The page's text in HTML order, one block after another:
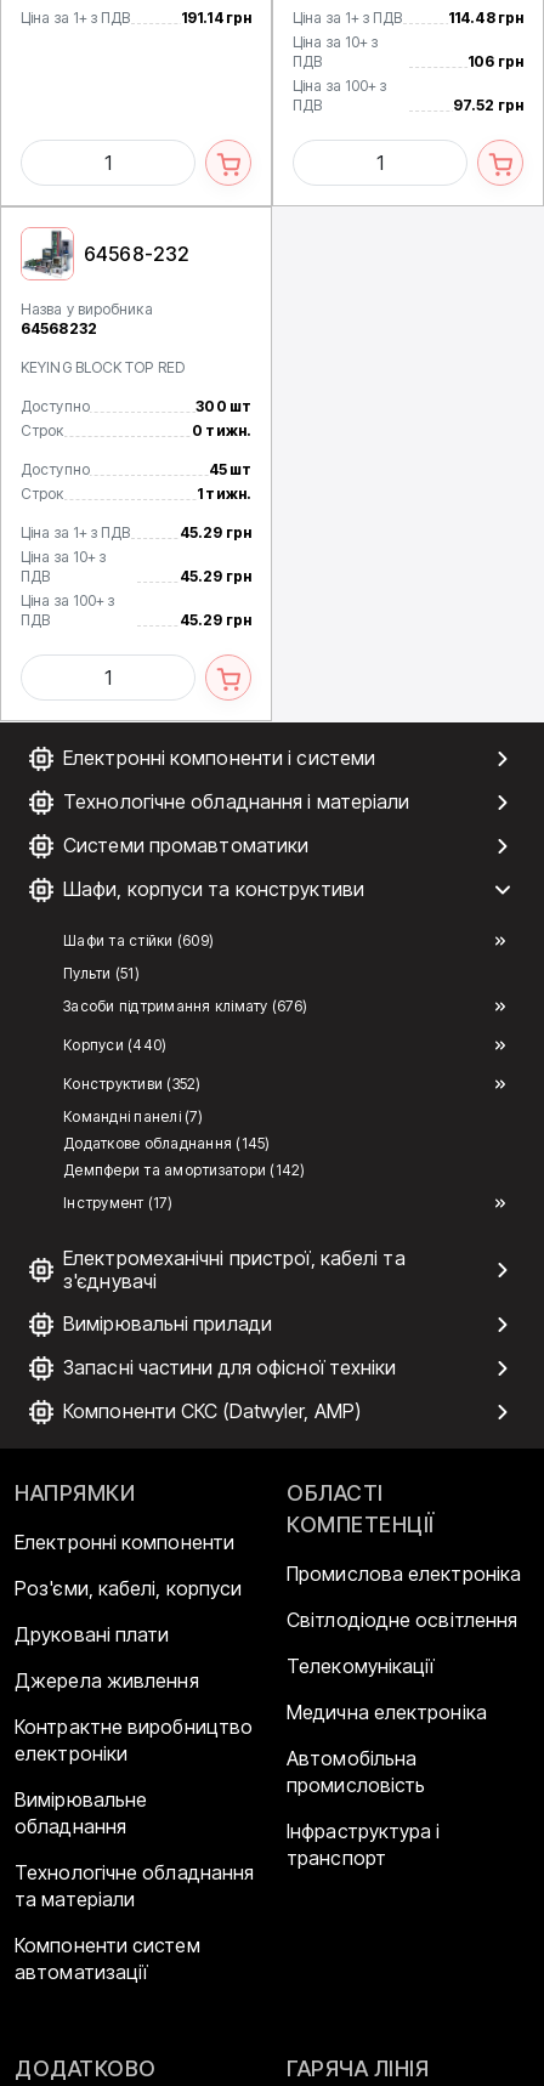
Електронні компоненти і системи
Технологічне обладнання і матеріали
Системи промавтоматики
Шафи, корпуси та конструктиви
Шафи та стійки (609)
Пульти (51)
Засоби підтримання клімату (676)
Корпуси (440)
Конструктиви (352)
Командні панелі (7)
Додаткове обладнання (145)
Демпфери та амортизатори (142)
Інструмент (17)
Електромеханічні пристрої, кабелі та
з'єднувачі
Вимірювальні прилади
Запасні частини для офісної техніки
Компоненти СКС (Datwyler, AMP)
Ціна за 1+ з ПДВ 191.14 грн Ціна за 1+ з ПДВ
114.48 грн
Ціна за 10+ з
ПДВ
106 грн
Ціна за 100+ з
ПДВ
97.52 грн
64568-232
Назва у виробника
64568232
KEYING BLOCK TOP RED
Доступно
300 шт
Строк
0 тижн.
Доступно
45 шт
Строк
1 тижн.
Ціна за 1+ з ПДВ
45.29 грн
Ціна за 10+ з
ПДВ
45.29 грн
Ціна за 100+ з
ПДВ
45.29 грн
НАПРЯМКИ
Електронні компоненти
Роз'єми, кабелі, корпуси
Друковані плати
Джерела живлення
Контрактне виробництво
електроніки
Вимірювальне
обладнання
Технологічне обладнання
та матеріали
Компоненти систем
автоматизації
ОБЛАСТІ
КОМПЕТЕНЦІЇ
Промислова електроніка
Світлодіодне освітлення
Телекомунікації
Медична електроніка
Автомобільна
промисловість
Інфраструктура і
транспорт
ДОДАТКОВО ГАРЯЧА ЛІНІЯ